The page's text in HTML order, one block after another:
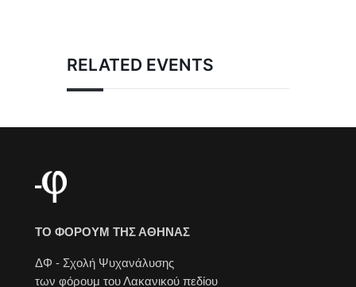
RELATED EVENTS
ΤΟ ΦΟΡΟΥΜ ΤΗΣ ΑΘΗΝΑΣ
ΔΦ - Σχολή Ψυχανάλυσης
των φόρουμ του Λακανικού πεδίου